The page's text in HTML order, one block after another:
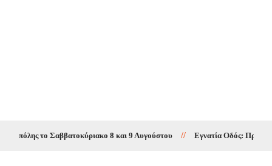
πόλης το Σαββατοκύριακο 8 και 9 Αυγούστου // Εγνατία Οδός: